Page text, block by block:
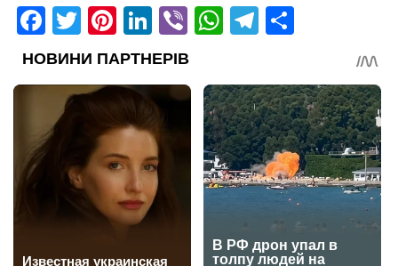
Facebook
Twitter
Pinterest
LinkedIn
ViberWhatsApp
Telegram